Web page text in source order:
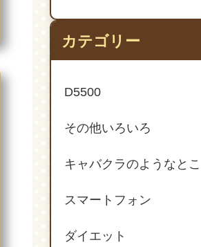
カテゴリー
D5500
その他いろいろ
キャバクラのようなとこ
スマートフォン
ダイエット